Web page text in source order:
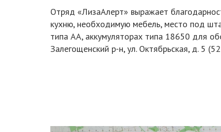
Отряд «ЛизаАлерт» выражает
кухню, необходимую мебель, место под
типа АА, аккумуляторах типа 18650 для
Залегощенский р-н, ул. Октябрьская, д. 5